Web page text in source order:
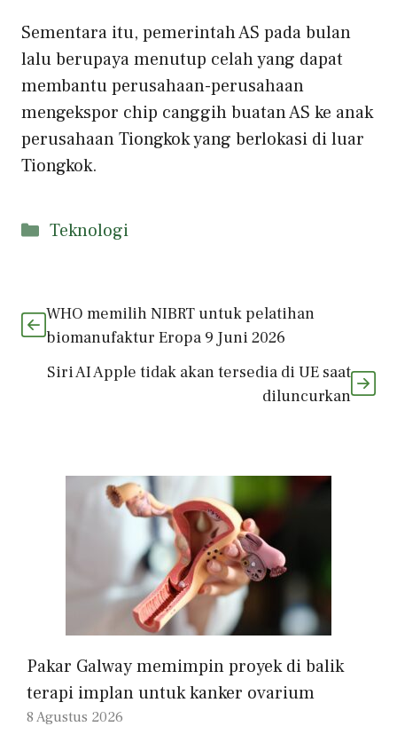
Sementara itu, pemerintah AS pada bulan
lalu berupaya menutup celah yang dapat
membantu perusahaan-perusahaan
mengekspor chip canggih buatan AS ke anak
perusahaan Tiongkok yang berlokasi di luar
Tiongkok.
Kategori
Teknologi
WHO memilih NIBRT untuk pelatihan
biomanufaktur Eropa 9 Juni 2026
Siri AI Apple tidak akan tersedia di UE saat
diluncurkan
Pakar Galway memimpin proyek di balik
terapi implan untuk kanker ovarium
8 Agustus 2026